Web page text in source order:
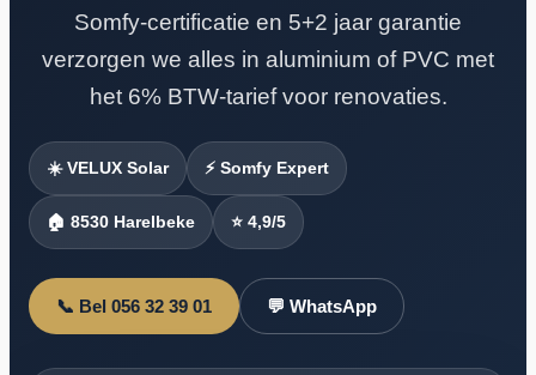
Somfy-certificatie en 5+2 jaar garantie
verzorgen we alles in aluminium of PVC met
het 6% BTW-tarief voor renovaties.
☀️ VELUX Solar ⚡ Somfy Expert
🏠 8530 Harelbeke ⭐ 4,9/5
📞 Bel 056 32 39 01 💬 WhatsApp